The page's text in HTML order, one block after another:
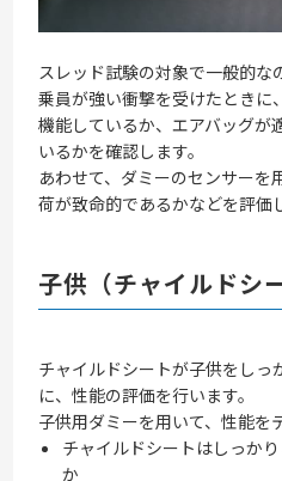
スレッド試験の対象で一般的な
乗員が強い衝撃を受けたときに
機能しているか、エアバッグが
いるかを確認します。
あわせて、ダミーのセンサーを
荷が致命的であるかなどを評価
子供（チャイルドシ
チャイルドシートが子供をしっ
に、性能の評価を行います。
子供用ダミーを用いて、性能を
チャイルドシートはしっか
か